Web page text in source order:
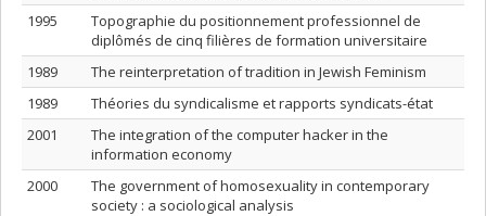
1995
Topographie du positionnement professionnel de
diplômés de cinq filières de formation universitaire
1989
The reinterpretation of tradition in Jewish Feminism
1989
Théories du syndicalisme et rapports syndicats-état
2001
The integration of the computer hacker in the
information economy
2000
The government of homosexuality in contemporary
society : a sociological analysis